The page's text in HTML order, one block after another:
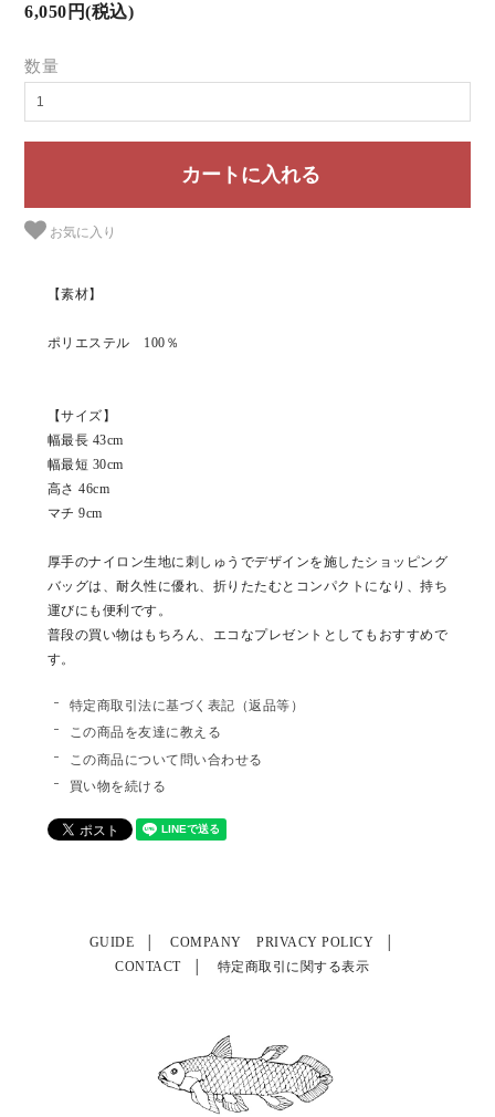
6,050円(税込)
数量
お気に入り
【素材】
ポリエステル 100％
【サイズ】
幅最長 43cm
幅最短 30cm
高さ 46cm
マチ 9cm
厚手のナイロン生地に刺しゅうでデザインを施したショッピング
バッグは、耐久性に優れ、折りたたむとコンパクトになり、持ち
運びにも便利です。
普段の買い物はもちろん、エコなプレゼントとしてもおすすめで
す。
特定商取引法に基づく表記（返品等）
この商品を友達に教える
この商品について問い合わせる
買い物を続ける
GUIDE COMPANY
PRIVACY POLICY
CONTACT
特定商取引に関する表示